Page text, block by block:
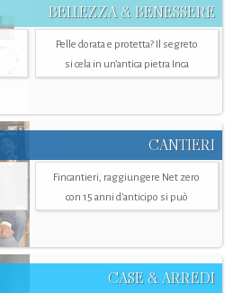
BELLEZZA & BENESSERE
Pelle dorata e protetta? Il segreto
si cela in un’antica pietra Inca
CANTIERI
Fincantieri, raggiungere Net zero
con 15 anni d'anticipo si può
CASE & ARREDI